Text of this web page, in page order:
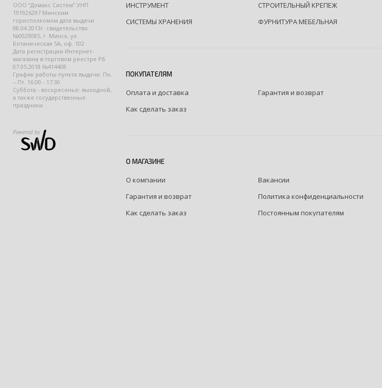
ООО “Домакс Систем” УНП
191926297 Минским
горисполкомом дата выдачи
08.04.2013г. свидетельство
№0029085, г. Минск, ул.
Ботаническая 5А, оф. 102
Дата регистрации Интернет-
магазина в торговом реестре РБ
07.05.2018 №414408
График работы пункта выдачи: Пн.
– Пт. 16:00 - 17:30
Суббота - воскресенье: выходной,
а также государственные
праздники.
Powered by
ИНСТРУМЕНТ
СТРОИТЕЛЬНЫЙ КРЕПЕЖ
СИСТЕМЫ ХРАНЕНИЯ
ФУРНИТУРА МЕБЕЛЬНАЯ
ПОКУПАТЕЛЯМ
Оплата и доставка Гарантия и возврат
Как сделать заказ
О МАГАЗИНЕ
О компании Вакансии
Гарантия и возврат
Политика конфиденциальности
Как сделать заказ
Постоянным покупателям